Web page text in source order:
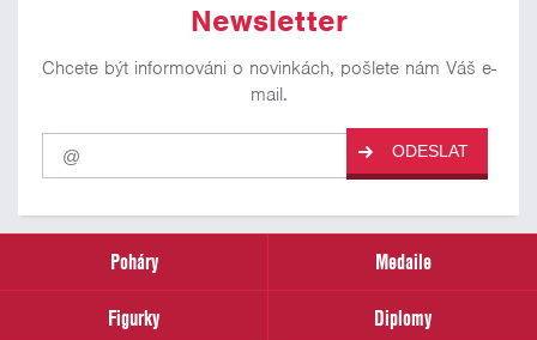
Newsletter
Chcete být informováni o novinkách, pošlete nám Váš e-
mail.
Pro
odběr
našich
email
ODESLAT
Poháry
Medaile
Figurky
Diplomy